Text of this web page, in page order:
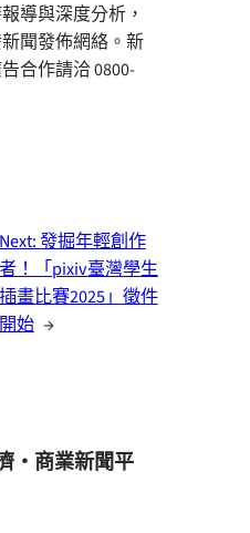
導與深度分析，
聞發佈網絡。新
合作請洽 0800-
Next:發掘年輕創作
者！「pixiv臺灣學生
插畫比賽2025」徵件
開始 →
・商業新聞平